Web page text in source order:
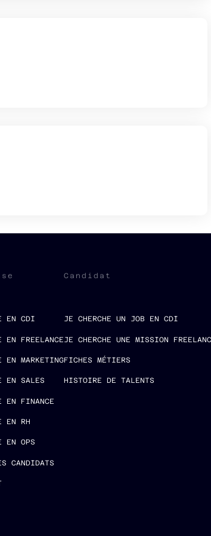
EN CDI
EN FREELANCE
EN MARKETING
EN SALES
EN FINANCE
EN RH
EN OPS
CANDIDATS
Candidat
JE CHERCHE UN JOB EN CDI
JE CHERCHE UNE MISSION
FICHES MÉTIERS
HISTOIRE DE TALENTS